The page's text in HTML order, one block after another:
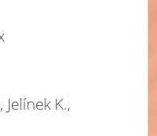
K.,